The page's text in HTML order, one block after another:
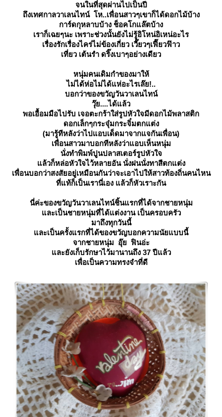
จนในที่สุดผ่านไปเป็นปี
ถึงเทศกาลวาเลนไทน์ โห..เพื่อนสาวๆเขาก็ได้ดอกไม้บ้าง
การ์ดกุหลาบบ้าง ช็อคโกแล๊ตบ้าง
เราก็เฉยๆนะ เพราะช่วงนั้นยังไม่รู้อิโหน่อิเหน่อะไร
เรื่องรักเรื่องไคร่ไม่ข้องเกี่ยว เวี๊ยวๆเฟี๊ยวฟ๊าว
เที่ยว เต้นรำ ดริ๊งเบาๆอย่างเดียว
หนุ่มคนเดิมกำของมาให้
ไม่ได้ห่อไม่ได้แห่อะไรเล๊ย!..
บอกว่าของขวัญวันวาเลนไทน์
วุ๊ย....ได้แล้ว
พอเอื้อมมือไปรับ เจอตะกร้าใส่รูปหัวใจมีดอกไม้พลาสติก
ดอกเล็กๆกระจุ๋มกระจิ๋มตกแต่ง
(มารู้ทีหลังว่าไปแอบเด็ดมาจากแจกันเพื่อน)
เพื่อนสาวมาบอกทีหลังว่าแอบเห็นหนุ่ม
นั่งทำพิมพ์ปูนปลาสเตอร์รูปหัวใจ
ล้วก็หล่อหัวใจไว้หลายอัน นั่งฝนนั่งทาสีตกแต่ง
เพื่อนบอกว่าสงสัยอยู่เหมือนกันว่าจะเอาไปให้สาวท้องถิ่นคนไหน
ที่แท้ก็เป็นเรานี่เอง แล้วก็หัวเราะกัน
นี่ค่ะของขวัญวันวาเลนไทน์ชิ้นแรกที่ได้จากชายหนุ่ม
ละเป็นชายหนุ่มที่ได้แต่งงาน เป็นครอบครัว
มาถึงทุกวันนี้
ละเป็นครั้งแรกที่ได้ของขวัญบอกความนัยแบบนี้
จากชายหนุ่ม อุ๊ย ฟินอ่ะ
ละยังเก็บรักษาไว้มานานถึง 37 ปีแล้ว
เพื่อเป็นความทรงจำที่ดี